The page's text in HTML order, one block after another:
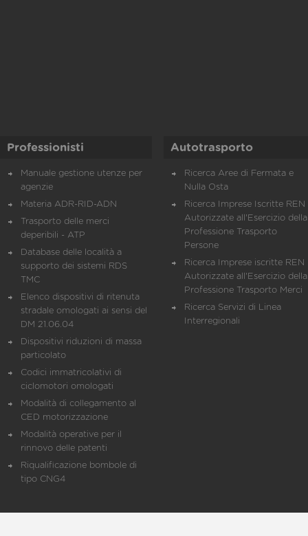
Professionisti
Manuale gestione utenze per
agenzie
Materia ADR-RID-ADN
Trasporto delle merci
deperibili - ATP
Database delle località a
supporto dei sistemi RDS
TMC
Elenco dispositivi di ritenuta
stradale omologati ai sensi del
DM 21.06.04
Dispositivi riduzioni di massa
particolato
Codici immatricolativi di
ciclomotori omologati
Modalità di collegamento al
CED motorizzazione
Modalità operative per il
rinnovo delle patenti
Riqualificazione bombole di
tipo CNG4
Autotrasporto
Ricerca Aree di Fermata e
Nulla Osta
Ricerca Imprese Iscritte REN
Autorizzate all'Esercizio della
Professione Trasporto
Persone
Ricerca Imprese iscritte REN
Autorizzate all'Esercizio della
Professione Trasporto Merci
Ricerca Servizi di Linea
Interregionali